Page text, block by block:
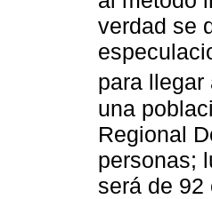
verdad se
para
una
Regional
personas;
será de 92